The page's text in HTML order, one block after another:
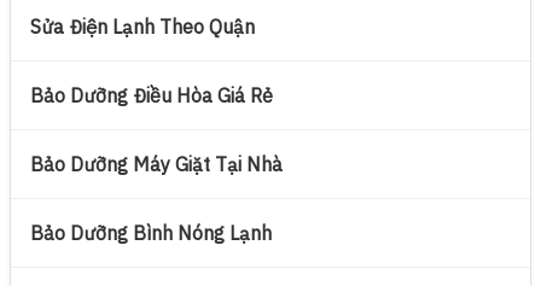
Sửa Điện Lạnh Theo Quận
Bảo Dưỡng Điều Hòa Giá Rẻ
Bảo Dưỡng Máy Giặt Tại Nhà
Bảo Dưỡng Bình Nóng Lạnh